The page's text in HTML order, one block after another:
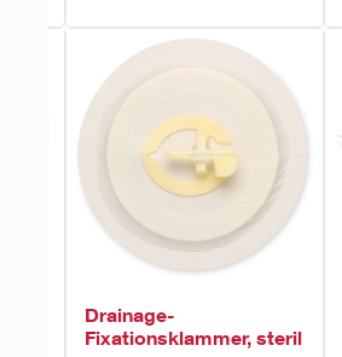
Drainage-
Fixationsklammer, steril